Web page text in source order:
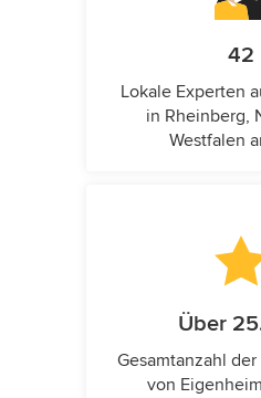
42
Lokale Experten
in Rheinberg,
Westfalen
Über
Gesamtanzahl
von